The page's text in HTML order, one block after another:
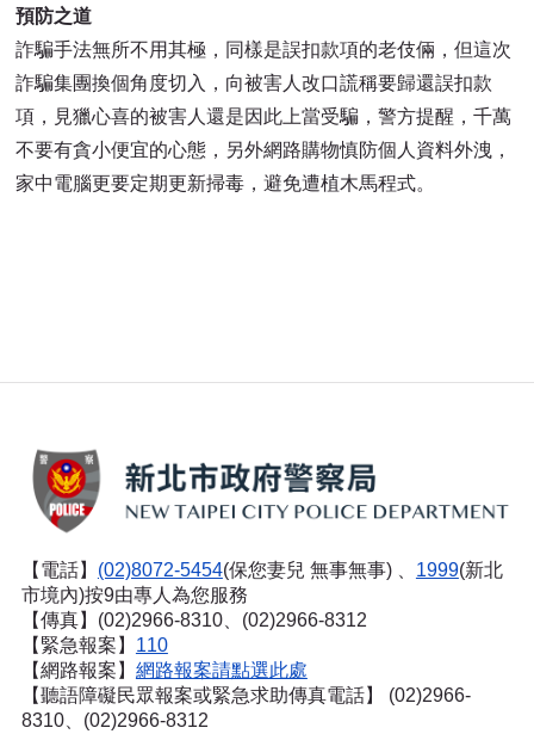
預防之道
詐騙手法無所不用其極，同樣是誤扣款項的老伎倆，但這次
詐騙集團換個角度切入，向被害人改口謊稱要歸還誤扣款
項，見獵心喜的被害人還是因此上當受騙，警方提醒，千萬
不要有貪小便宜的心態，另外網路購物慎防個人資料外洩，
家中電腦更要定期更新掃毒，避免遭植木馬程式。
【電話】 (02)8072-5454(保您妻兒 無事無事) 、 1999(新北
市境內)按9由專人為您服務
【傳真】(02)2966-8310、(02)2966-8312
【緊急報案】 110
【網路報案】 網路報案請點選此處
【聽語障礙民眾報案或緊急求助傳真電話】
(02)2966-
8310、(02)2966-8312